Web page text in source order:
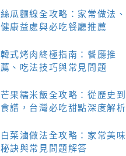
絲瓜麵線全攻略：家常做法、
健康益處與必吃餐廳推薦
韓式烤肉終極指南：餐廳推
薦、吃法技巧與常見問題
芒果糯米飯全攻略：從歷史到
食譜，台灣必吃甜點深度解析
白菜滷做法全攻略：家常美味
秘訣與常見問題解答